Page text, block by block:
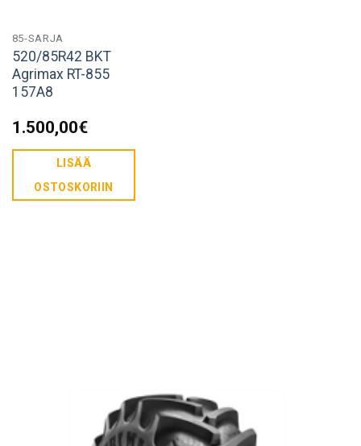
85-SARJA
520/85R42 BKT
Agrimax RT-855
157A8
1.500,00€
LISÄÄ
OSTOSKORIIN